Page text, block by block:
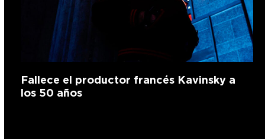
Fallece el productor francés Kavinsky a
los 50 años